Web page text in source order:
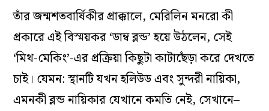
তাঁর জন্মশতবার্ষিকীর প্রাক্কালে, মেরিলিন মনরো কী
প্রকারে এই বিস্ময়কর ‘ডাম্ব ব্লন্ড’ হয়ে উঠলেন, সেই
‘মিথ-মেকিং’-এর প্রক্রিয়া কিছুটা কাটাছেঁড়া করে দেখতে
চাই। যেমন: স্থানটি যখন হলিউড এবং সুন্দরী নায়িকা,
এমনকী ব্লন্ড নায়িকার যেখানে কমতি নেই, সেখানে–